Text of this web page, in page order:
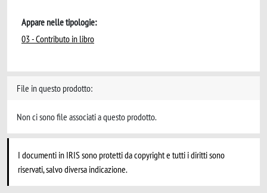
Appare nelle tipologie:
03 - Contributo in libro
File in questo prodotto:
Non ci sono file associati a questo prodotto.
I documenti in IRIS sono protetti da copyright e tutti i diritti sono
riservati, salvo diversa indicazione.